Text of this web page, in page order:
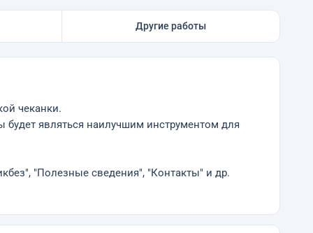
Другие работы
чеканки.
являться наилучшим инструментом для
"Полезные сведения", "Контакты" и др.